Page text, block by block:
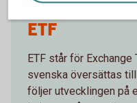
ETF
ETF står för Exchange
svenska översättas
följer utvecklingen på